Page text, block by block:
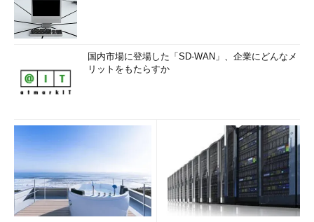
国内市場に登場した「SD-WAN」、企業にどんなメ
リットをもたらすか